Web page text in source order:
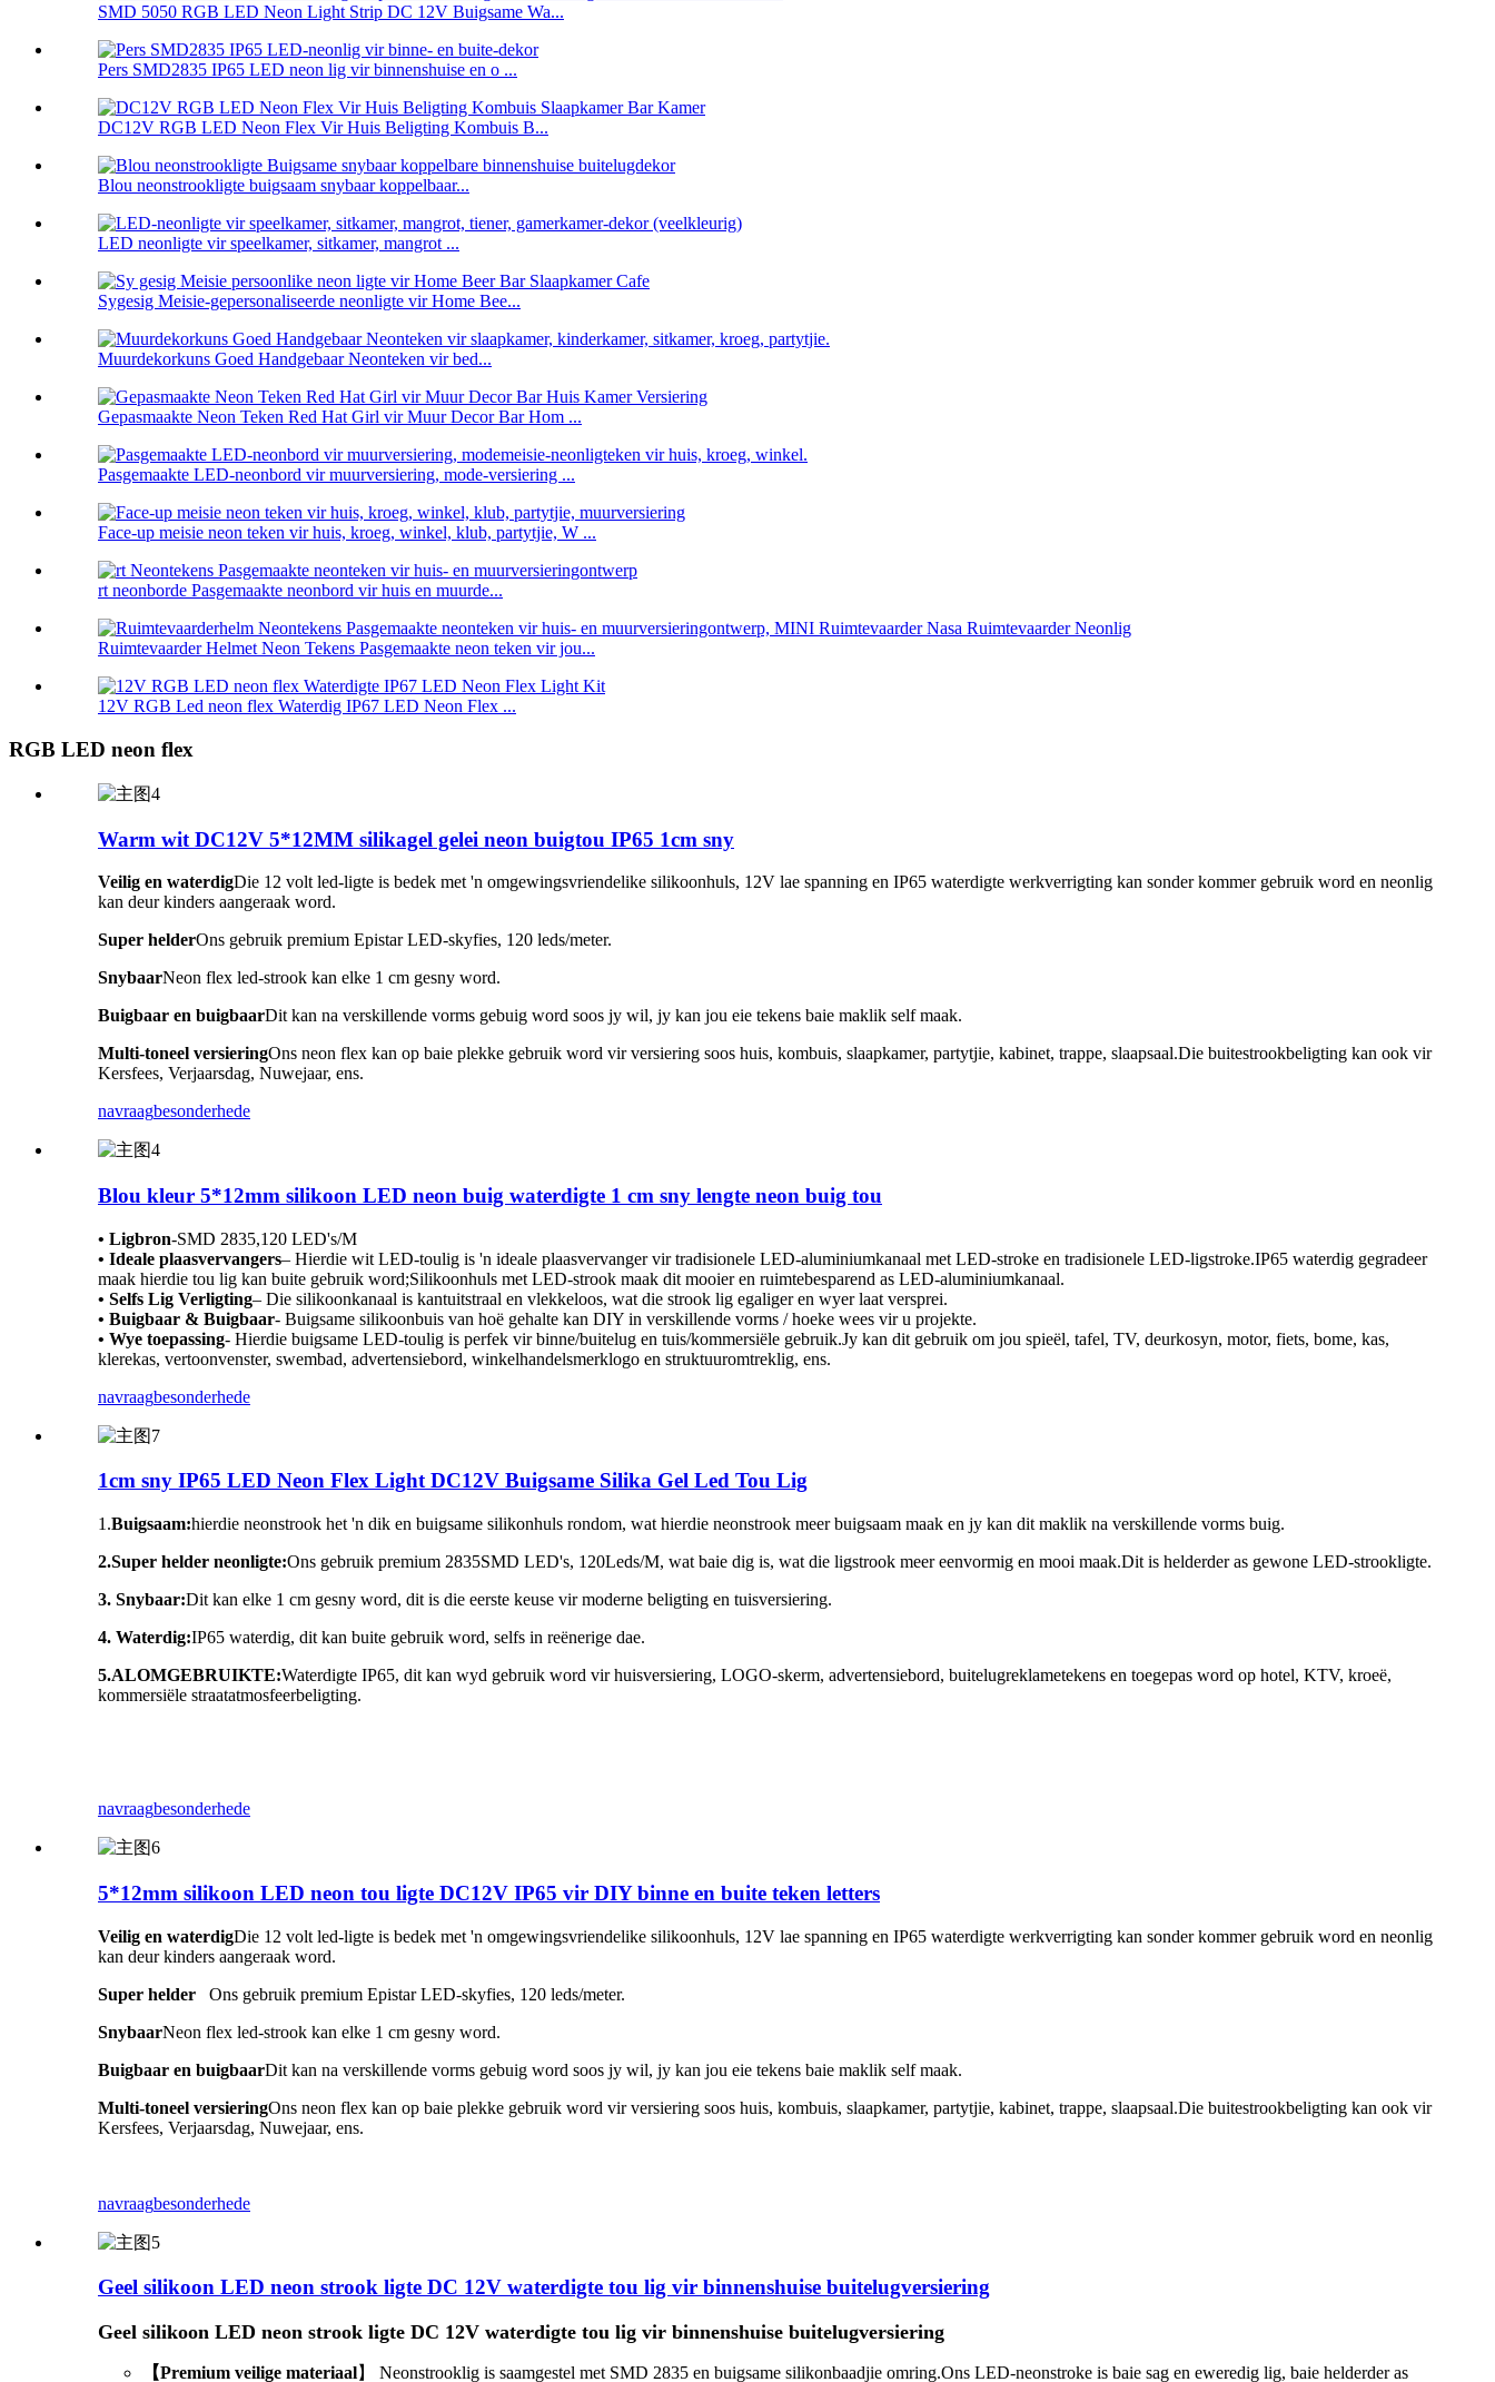
SMD 5050 RGB LED Neon Light Strip DC 12V Buigsame Wa...
Pers SMD2835 IP65 LED neon lig vir binnenshuise en o ...
DC12V RGB LED Neon Flex Vir Huis Beligting Kombuis B...
Blou neonstrookligte buigsaam snybaar koppelbaar...
LED neonligte vir speelkamer, sitkamer, mangrot ...
Sygesig Meisie-gepersonaliseerde neonligte vir Home Bee...
Muurdekorkuns Goed Handgebaar Neonteken vir bed...
Gepasmaakte Neon Teken Red Hat Girl vir Muur Decor Bar Hom ...
Pasgemaakte LED-neonbord vir muurversiering, mode-versiering ...
Face-up meisie neon teken vir huis, kroeg, winkel, klub, partytjie, W ...
rt neonborde Pasgemaakte neonbord vir huis en muurde...
Ruimtevaarder Helmet Neon Tekens Pasgemaakte neon teken vir jou...
12V RGB Led neon flex Waterdig IP67 LED Neon Flex ...
RGB LED neon flex
Warm wit DC12V 5*12MM silikagel gelei neon buigtou IP65 1cm sny
Veilig en waterdigDie 12 volt led-ligte is bedek met 'n omgewingsvriendelike silikoonhuls, 12V lae spanning en IP65 waterdigte werkverrigting kan sonder kommer gebruik word en neonlig
kan deur kinders aangeraak word.
Super helderOns gebruik premium Epistar LED-skyfies, 120 leds/meter.
SnybaarNeon flex led-strook kan elke 1 cm gesny word.
Buigbaar en buigbaarDit kan na verskillende vorms gebuig word soos jy wil, jy kan jou eie tekens baie maklik self maak.
Multi-toneel versieringOns neon flex kan op baie plekke gebruik word vir versiering soos huis, kombuis, slaapkamer, partytjie, kabinet, trappe, slaapsaal.Die buitestrookbeligting kan ook vir
Kersfees, Verjaarsdag, Nuwejaar, ens.
navraagbesonderhede
Blou kleur 5*12mm silikoon LED neon buig waterdigte 1 cm sny lengte neon buig tou
• Ligbron-SMD 2835,120 LED's/M
• Ideale plaasvervangers– Hierdie wit LED-toulig is 'n ideale plaasvervanger vir tradisionele LED-aluminiumkanaal met LED-stroke en tradisionele LED-ligstroke.IP65 waterdig gegradeer
maak hierdie tou lig kan buite gebruik word;Silikoonhuls met LED-strook maak dit mooier en ruimtebesparend as LED-aluminiumkanaal.
• Selfs Lig Verligting– Die silikoonkanaal is kantuitstraal en vlekkeloos, wat die strook lig egaliger en wyer laat versprei.
• Buigbaar & Buigbaar- Buigsame silikoonbuis van hoë gehalte kan DIY in verskillende vorms / hoeke wees vir u projekte.
• Wye toepassing- Hierdie buigsame LED-toulig is perfek vir binne/buitelug en tuis/kommersiële gebruik.Jy kan dit gebruik om jou spieël, tafel, TV, deurkosyn, motor, fiets, bome, kas,
klerekas, vertoonvenster, swembad, advertensiebord, winkelhandelsmerklogo en struktuuromtreklig, ens.
navraagbesonderhede
1cm sny IP65 LED Neon Flex Light DC12V Buigsame Silika Gel Led Tou Lig
1.Buigsaam:hierdie neonstrook het 'n dik en buigsame silikonhuls rondom, wat hierdie neonstrook meer buigsaam maak en jy kan dit maklik na verskillende vorms buig.
2.Super helder neonligte:Ons gebruik premium 2835SMD LED's, 120Leds/M, wat baie dig is, wat die ligstrook meer eenvormig en mooi maak.Dit is helderder as gewone LED-strookligte.
3. Snybaar:Dit kan elke 1 cm gesny word, dit is die eerste keuse vir moderne beligting en tuisversiering.
4. Waterdig:IP65 waterdig, dit kan buite gebruik word, selfs in reënerige dae.
5.ALOMGEBRUIKTE:Waterdigte IP65, dit kan wyd gebruik word vir huisversiering, LOGO-skerm, advertensiebord, buitelugreklametekens en toegepas word op hotel, KTV, kroeë,
kommersiële straatatmosfeerbeligting.
navraagbesonderhede
5*12mm silikoon LED neon tou ligte DC12V IP65 vir DIY binne en buite teken letters
Veilig en waterdigDie 12 volt led-ligte is bedek met 'n omgewingsvriendelike silikoonhuls, 12V lae spanning en IP65 waterdigte werkverrigting kan sonder kommer gebruik word en neonlig
kan deur kinders aangeraak word.
Super helder
Ons gebruik premium Epistar LED-skyfies, 120 leds/meter.
SnybaarNeon flex led-strook kan elke 1 cm gesny word.
Buigbaar en buigbaarDit kan na verskillende vorms gebuig word soos jy wil, jy kan jou eie tekens baie maklik self maak.
Multi-toneel versieringOns neon flex kan op baie plekke gebruik word vir versiering soos huis, kombuis, slaapkamer, partytjie, kabinet, trappe, slaapsaal.Die buitestrookbeligting kan ook vir
Kersfees, Verjaarsdag, Nuwejaar, ens.
navraagbesonderhede
Geel silikoon LED neon strook ligte DC 12V waterdigte tou lig vir binnenshuise buitelugversiering
Geel silikoon LED neon strook ligte DC 12V waterdigte tou lig vir binnenshuise buitelugversiering
【Premium veilige materiaal】 Neonstrooklig is saamgestel met SMD 2835 en buigsame silikonbaadjie omring.Ons LED-neonstroke is baie sag en eweredig lig, baie helderder as